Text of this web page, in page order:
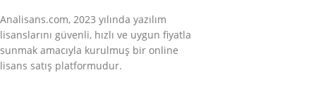
Analisans.com, 2023 yılında yazılım
lisanslarını güvenli, hızlı ve uygun fiyatla
sunmak amacıyla kurulmuş bir online
lisans satış platformudur.